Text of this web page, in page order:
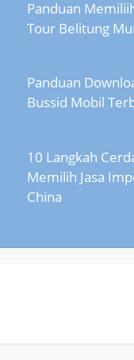
Panduan
Tour Belitung
Panduan
Bussid Mobil
10 Langkah
Memilih Jasa
China